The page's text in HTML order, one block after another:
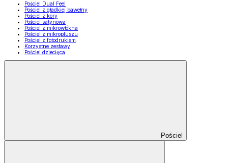
Pościel Dual Feel
Pościel z gładkiej bawełny
Pościel z kory
Pościel satynowa
Pościel z mikrowłókna
Pościel z mikropluszu
Pościel z fotodrukiem
Korzystne zestawy
Pościel dziecięca
Pościel